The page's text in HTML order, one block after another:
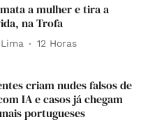
a mulher e tira a
na Trofa
12 Horas
criam nudes falsos de
IA e casos já chegam
portugueses